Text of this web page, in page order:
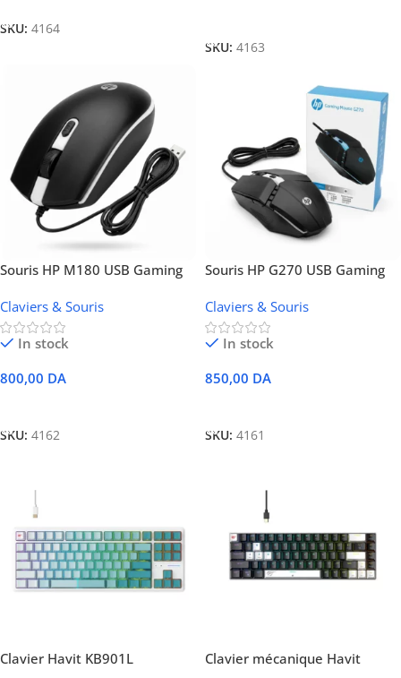
SKU: 4164
SKU: 4163
Souris HP M180 USB Gaming
Claviers & Souris
In stock
800,00 DA
SKU: 4162
Souris HP G270 USB Gaming
Claviers & Souris
In stock
850,00 DA
SKU: 4161
Clavier Havit KB901L
Clavier mécanique Havit